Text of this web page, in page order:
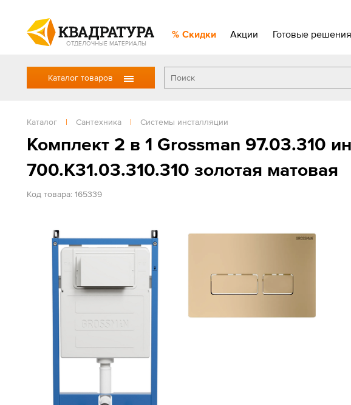
ОТДЕЛОЧНЫЕ МАТЕРИАЛЫ
Скидки Акции Готовые решения
Каталог товаров
Каталог | Сантехника | Системы инсталляции
Комплект 2 в 1 Grossman 97.03.310
700.K31.03.310.310 золотая матовая
Код товара: 165339